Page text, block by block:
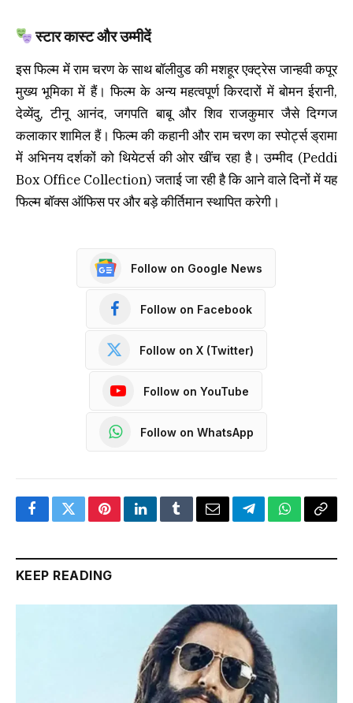
स्टार कास्ट और उम्मीदें
इस फिल्म में राम चरण के साथ बॉलीवुड की मशहूर एक्ट्रेस जान्हवी कपूर
मुख्य भूमिका में हैं। फिल्म के अन्य महत्वपूर्ण किरदारों में बोमन ईरानी,
देव्येंदु, टीनू आनंद, जगपति बाबू और शिव राजकुमार जैसे दिग्गज
कलाकार शामिल हैं। फिल्म की कहानी और राम चरण का स्पोर्ट्स ड्रामा
में अभिनय दर्शकों को थियेटर्स की ओर खींच रहा है। उम्मीद (Peddi
Box Office Collection) जताई जा रही है कि आने वाले दिनों में यह
फिल्म बॉक्स ऑफिस पर और बड़े कीर्तिमान स्थापित करेगी।
Follow on Google News
Follow on Facebook
Follow on X (Twitter)
Follow on YouTube
Follow on WhatsApp
FacebookTwitterPinterestLinkedInTumblrEmailTelegramWhatsApp
Copy
KEEP READING